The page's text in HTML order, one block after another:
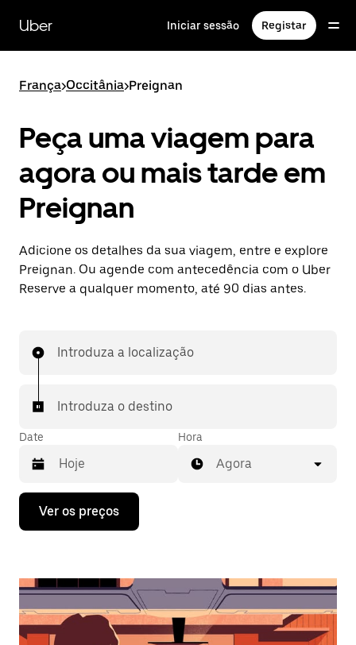
para
conteúdo
Uber Iniciar sessão Registar
França>Occitânia>Preignan
Peça uma viagem para
agora ou mais tarde em
Preignan
Adicione os detalhes da sua viagem, entre e explore
Preignan. Ou agende com antecedência com o Uber
Reserve a qualquer momento, até 90 dias antes.
Introduza a localização
Introduza o destino
Date
Prima
tecla
interagir
o
calendário
Hora
Agora
Ver os preços